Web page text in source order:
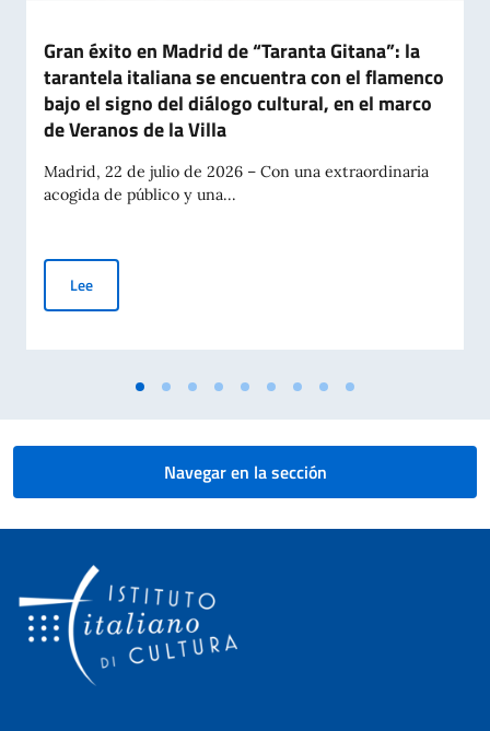
Gran éxito en Madrid de “Taranta Gitana”: la
tarantela italiana se encuentra con el flamenco
bajo el signo del diálogo cultural, en el marco
de Veranos de la Villa
Madrid, 22 de julio de 2026 – Con una extraordinaria
acogida de público y una...
LeeGran éxito en Madrid de “Taranta Gitana”: la tarantela
Navegar en la sección